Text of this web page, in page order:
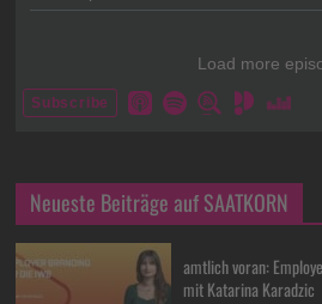
Neueste Beiträge auf SAATKORN
amtlich voran:
mit Katarina Karadzic